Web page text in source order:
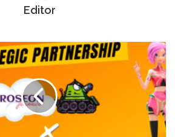
Editor